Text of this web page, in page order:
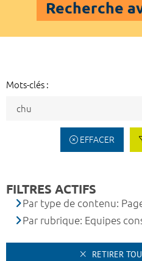
Recherche
Mots-clés :
EFFACER
FILTRES ACTIFS
Par type de contenu:
Par rubrique: Equipes
RETIRER